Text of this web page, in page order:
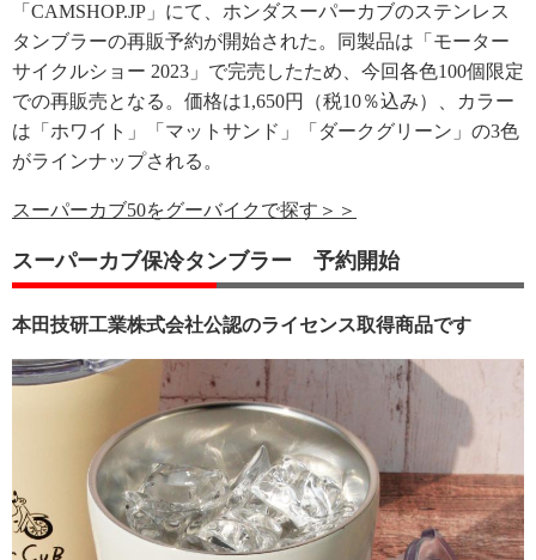
「CAMSHOP.JP」にて、ホンダスーパーカブのステンレス
タンブラーの再販予約が開始された。同製品は「モーター
サイクルショー 2023」で完売したため、今回各色100個限定
での再販売となる。価格は1,650円（税10％込み）、カラー
は「ホワイト」「マットサンド」「ダークグリーン」の3色
がラインナップされる。
スーパーカブ50をグーバイクで探す＞＞
スーパーカブ保冷タンブラー 予約開始
本田技研工業株式会社公認のライセンス取得商品です